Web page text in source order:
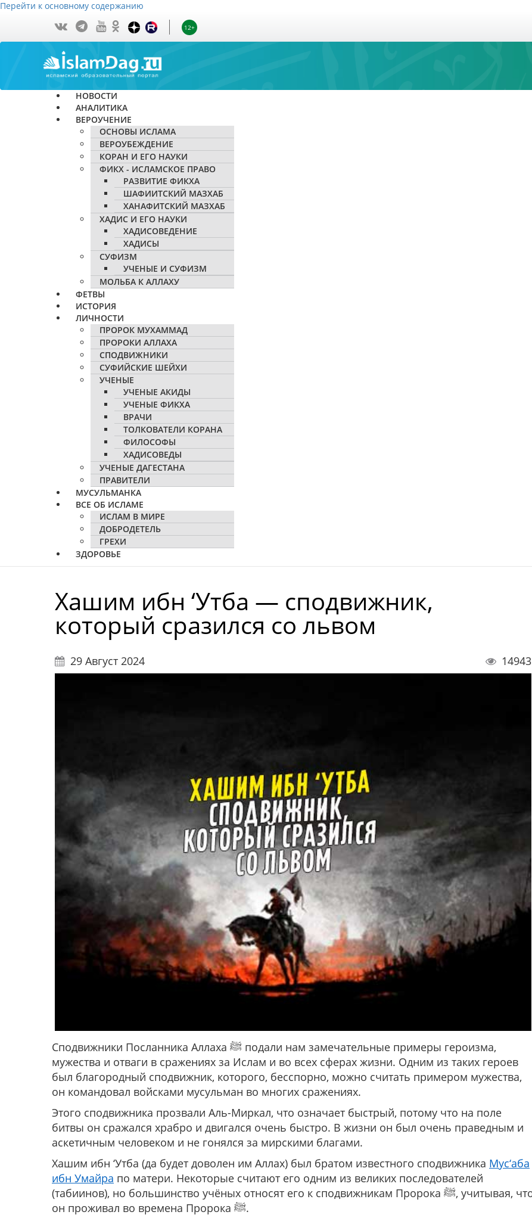
Перейти к основному содержанию
12+
НОВОСТИ
АНАЛИТИКА
ВЕРОУЧЕНИЕ
ОСНОВЫ ИСЛАМА
ВЕРОУБЕЖДЕНИЕ
КОРАН И ЕГО НАУКИ
ФИКХ - ИСЛАМСКОЕ ПРАВО
РАЗВИТИЕ ФИКХА
ШАФИИТСКИЙ МАЗХАБ
ХАНАФИТСКИЙ МАЗХАБ
ХАДИС И ЕГО НАУКИ
ХАДИСОВЕДЕНИЕ
ХАДИСЫ
СУФИЗМ
УЧЕНЫЕ И СУФИЗМ
МОЛЬБА К АЛЛАХУ
ФЕТВЫ
ИСТОРИЯ
ЛИЧНОСТИ
ПРОРОК МУХАММАД
ПРОРОКИ АЛЛАХА
СПОДВИЖНИКИ
СУФИЙСКИЕ ШЕЙХИ
УЧЕНЫЕ
УЧЕНЫЕ АКИДЫ
УЧЕНЫЕ ФИКХА
ВРАЧИ
ТОЛКОВАТЕЛИ КОРАНА
ФИЛОСОФЫ
ХАДИСОВЕДЫ
УЧЕНЫЕ ДАГЕСТАНА
ПРАВИТЕЛИ
МУСУЛЬМАНКА
ВСЕ ОБ ИСЛАМЕ
ИСЛАМ В МИРЕ
ДОБРОДЕТЕЛЬ
ГРЕХИ
ЗДОРОВЬЕ
Хашим ибн ‘Утба — сподвижник,
который сразился со львом
29 Август 2024 14943
Сподвижники Посланника Аллаха ﷺ подали нам замечательные примеры героизма,
мужества и отваги в сражениях за Ислам и во всех сферах жизни. Одним из таких героев
был благородный сподвижник, которого, бесспорно, можно считать примером мужества,
он командовал войсками мусульман во многих сражениях.
Этого сподвижника прозвали Аль-Миркал, что означает быстрый, потому что на поле
битвы он сражался храбро и двигался очень быстро. В жизни он был очень праведным и
аскетичным человеком и не гонялся за мирскими благами.
Хашим ибн ‘Утба (да будет доволен им Аллах) был братом известного сподвижника Мус‘аба
ибн Умайра по матери. Некоторые считают его одним из великих последователей
(табиинов), но большинство учёных относят его к сподвижникам Пророка ﷺ, учитывая, что
он проживал во времена Пророка ﷺ.